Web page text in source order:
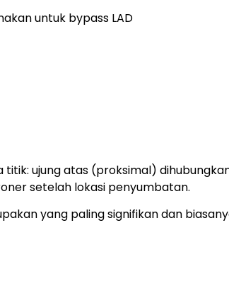
untuk bypass LAD
titik: ujung atas (proksimal)
setelah lokasi penyumbatan.
yang paling signifikan dan